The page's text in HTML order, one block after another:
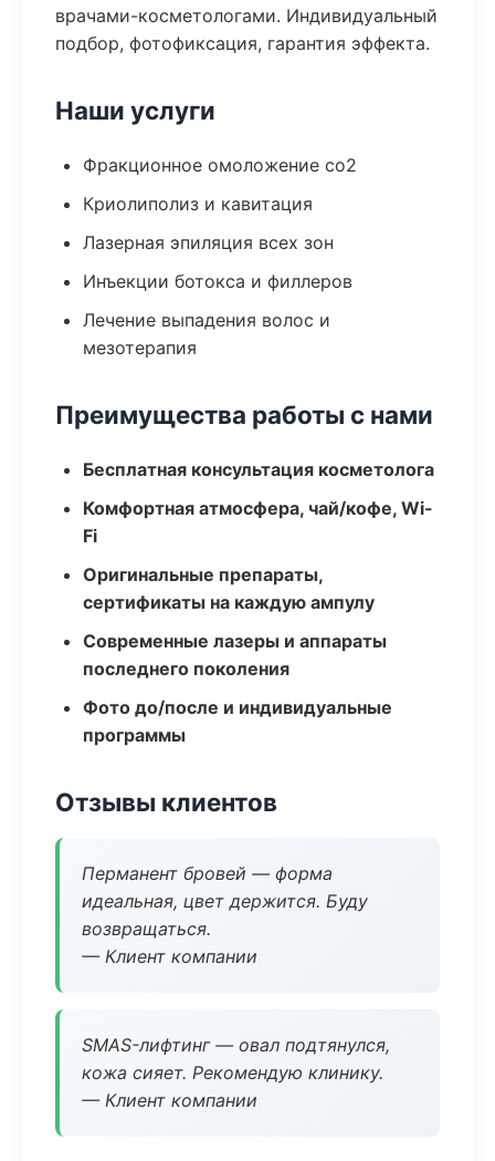
врачами-косметологами. Индивидуальный
подбор, фотофиксация, гарантия эффекта.
Наши услуги
Фракционное омоложение co2
Криолиполиз и кавитация
Лазерная эпиляция всех зон
Инъекции ботокса и филлеров
Лечение выпадения волос и
мезотерапия
Преимущества работы с нами
Бесплатная консультация косметолога
Комфортная атмосфера, чай/кофе, Wi-
Fi
Оригинальные препараты,
сертификаты на каждую ампулу
Современные лазеры и аппараты
последнего поколения
Фото до/после и индивидуальные
программы
Отзывы клиентов
Перманент бровей — форма
идеальная, цвет держится. Буду
возвращаться.
— Клиент компании
SMAS-лифтинг — овал подтянулся,
кожа сияет. Рекомендую клинику.
— Клиент компании